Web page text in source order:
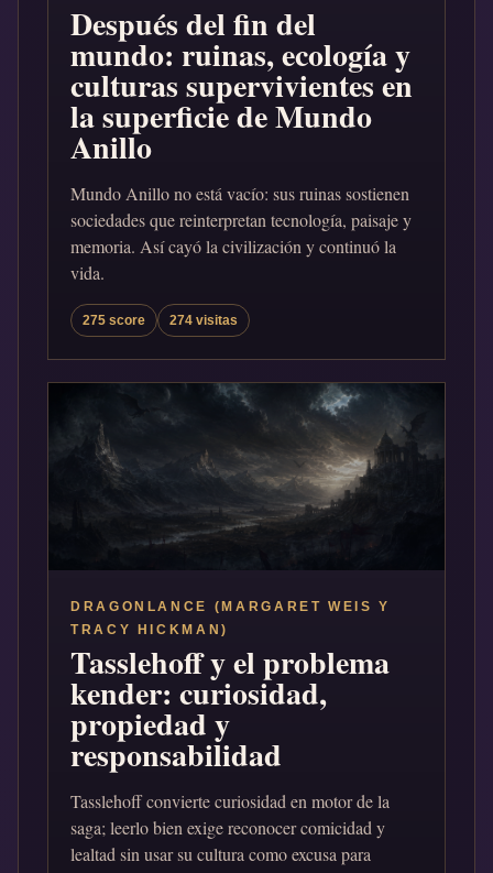
Después del fin del
mundo: ruinas, ecología y
culturas supervivientes en
la superficie de Mundo
Anillo
Mundo Anillo no está vacío: sus ruinas sostienen
sociedades que reinterpretan tecnología, paisaje y
memoria. Así cayó la civilización y continuó la
vida.
275 score 274 visitas
DRAGONLANCE (MARGARET WEIS Y
TRACY HICKMAN)
Tasslehoff y el problema
kender: curiosidad,
propiedad y
responsabilidad
Tasslehoff convierte curiosidad en motor de la
saga; leerlo bien exige reconocer comicidad y
lealtad sin usar su cultura como excusa para